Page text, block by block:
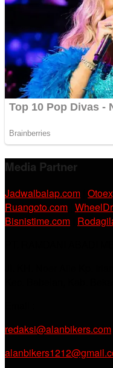
Media Partner
Jadwalbalap.com
Ruangoto.com
Bisnistime.com
redaksi@alanbikers.com